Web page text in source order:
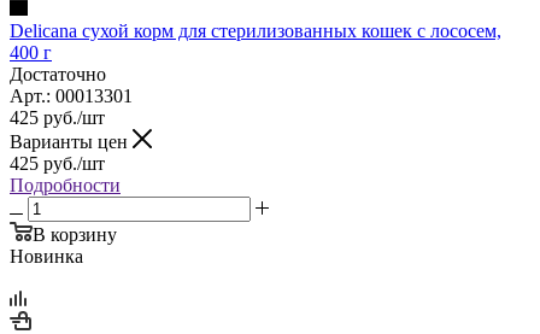
Delicana сухой корм для стерилизованных кошек с лососем,
400 г
Достаточно
Арт.: 00013301
425 руб./шт
Варианты цен
425 руб./шт
Подробности
В корзину
Новинка